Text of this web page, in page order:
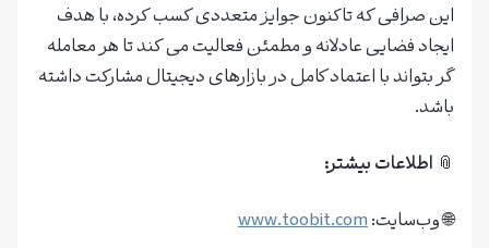
این صرافی که تاکنون جوایز متعددی کسب کرده، با هدف
ایجاد فضایی عادلانه و مطمئن فعالیت می‌ کند تا هر معامله
گر بتواند با اعتماد کامل در بازارهای دیجیتال مشارکت داشته
باشد.
📎 اطلاعات بیشتر:
🌐 وب‌سایت:www.toobit.com